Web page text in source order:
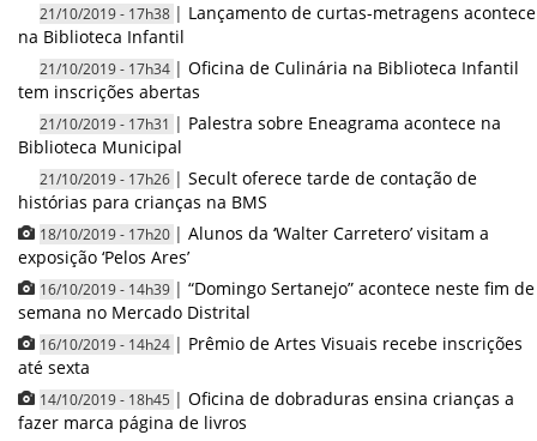
21/10/2019 - 17h38 | Lançamento de curtas-metragens acontece
na Biblioteca Infantil
21/10/2019 - 17h34 | Oficina de Culinária na Biblioteca Infantil
tem inscrições abertas
21/10/2019 - 17h31 | Palestra sobre Eneagrama acontece na
Biblioteca Municipal
21/10/2019 - 17h26 | Secult oferece tarde de contação de
histórias para crianças na BMS
18/10/2019 - 17h20 | Alunos da ‘Walter Carretero’ visitam a
exposição ‘Pelos Ares’
16/10/2019 - 14h39 | “Domingo Sertanejo” acontece neste fim de
semana no Mercado Distrital
16/10/2019 - 14h24 | Prêmio de Artes Visuais recebe inscrições
até sexta
14/10/2019 - 18h45 | Oficina de dobraduras ensina crianças a
fazer marca página de livros